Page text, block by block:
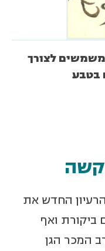
לצורך
בטבע
החדש את
ביקורת ואף
המכר הגן